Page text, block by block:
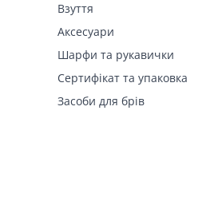
Взуття
Аксесуари
Шарфи та рукавички
Сертифікат та упаковка
Засоби для брів